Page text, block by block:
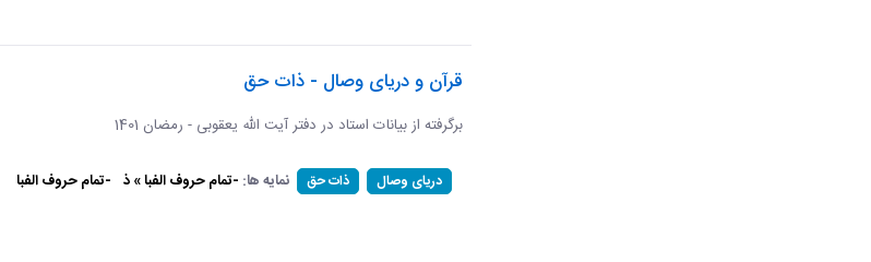
قرآن و دریای وصال - ذات حق
برگرفته از بیانات استاد در دفتر آیت الله یعقوبی - رمضان 1401
دریای وصال ذات حق نمایه ها: -تمام حروف الفبا » ذ -تمام حروف الفبا